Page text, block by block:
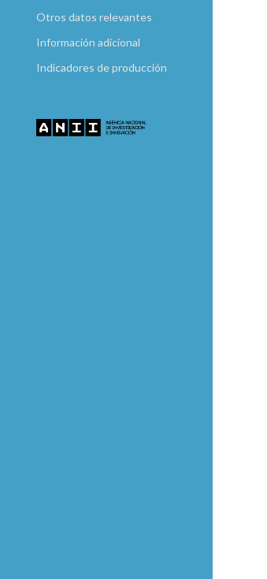
Otros datos relevantes
Información adicional
Indicadores de producción